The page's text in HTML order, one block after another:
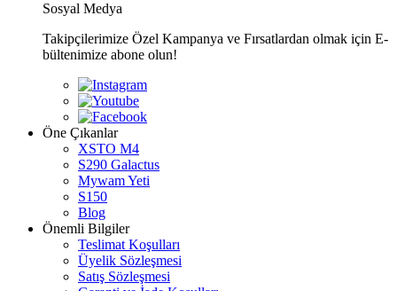
Sosyal Medya
Takipçilerimize Özel Kampanya ve Fırsatlardan olmak için E-
bültenimize abone olun!
Öne Çıkanlar
XSTO M4
S290 Galactus
Mywam Yeti
S150
Blog
Önemli Bilgiler
Teslimat Koşulları
Üyelik Sözleşmesi
Satış Sözleşmesi